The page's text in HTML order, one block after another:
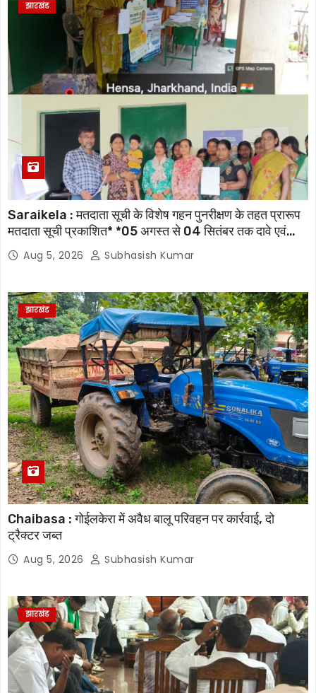
झारखंड
Saraikela : मतदाता सूची के विशेष गहन पुनरीक्षण के तहत प्रारूप
मतदाता सूची प्रकाशित* *05 अगस्त से 04 सितंबर तक दावे एवं
आपत्तियां होंगी स्वीकार, 07 अक्टूबर को जारी होगी अंतिम मतदाता सूची
Aug 5, 2026 Subhasish Kumar
झारखंड
Chaibasa : गोईलकेरा में अवैध बालू परिवहन पर कार्रवाई, दो
ट्रैक्टर जब्त
Aug 5, 2026 Subhasish Kumar
झारखंड